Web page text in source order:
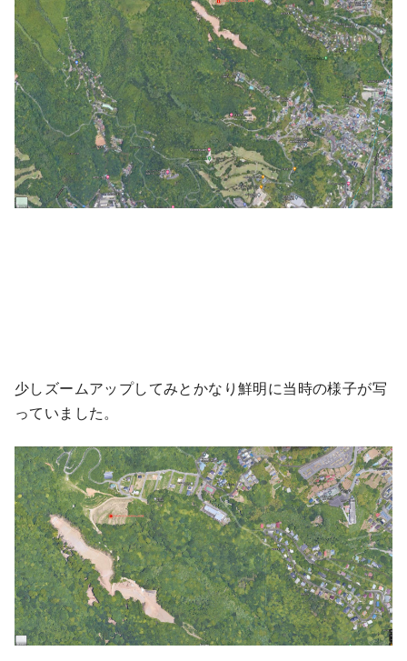
少しズームアップしてみとかなり鮮明に当時の様子が写
っていました。